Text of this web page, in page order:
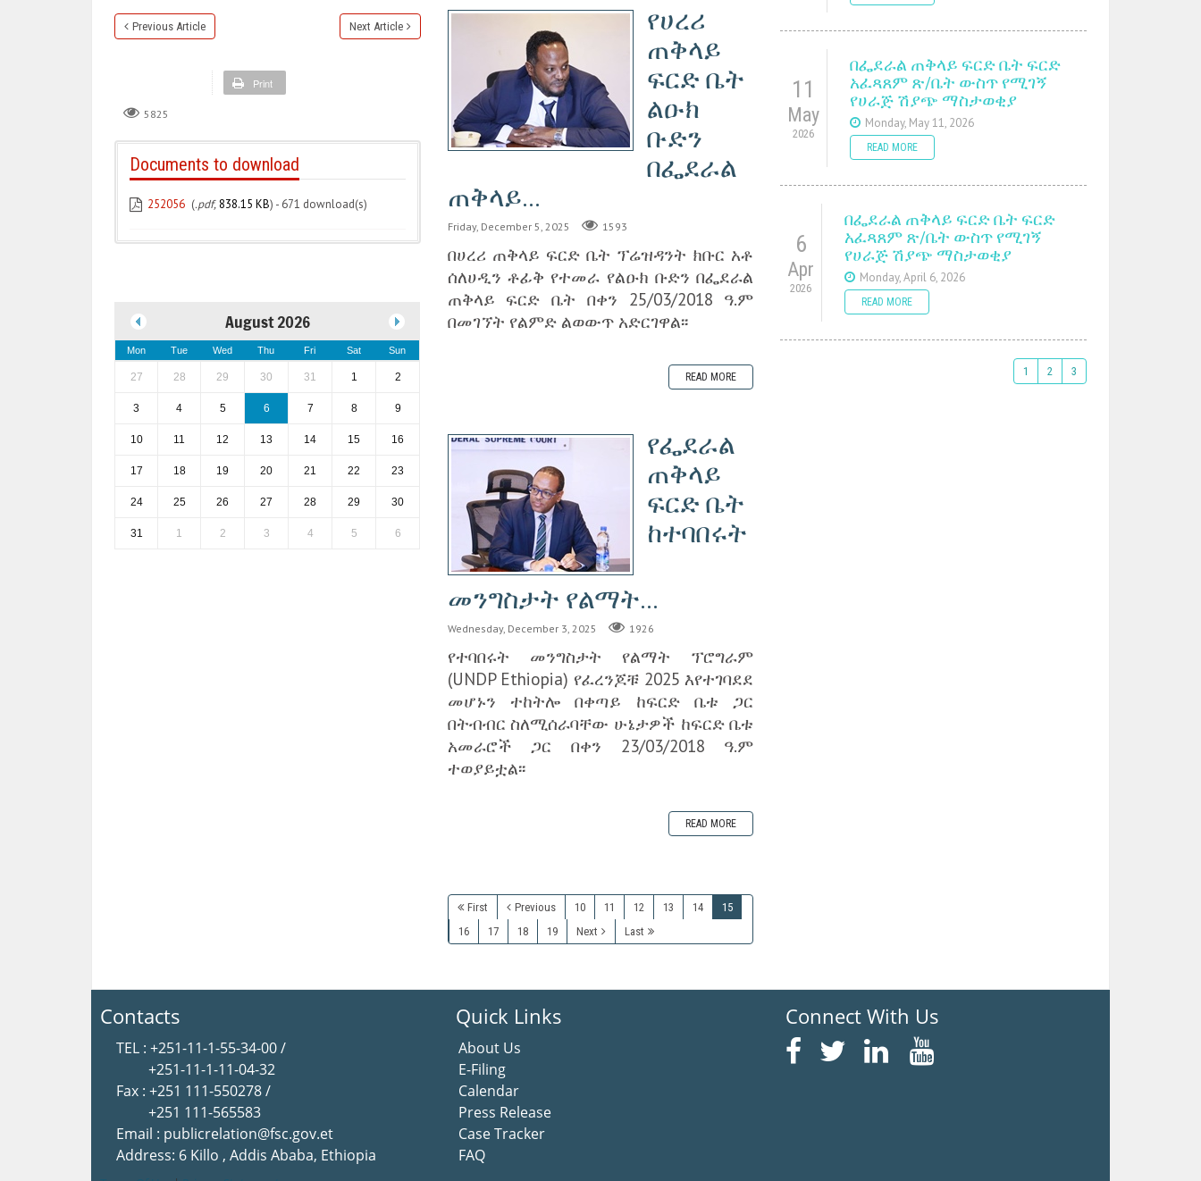
Previous Article Next Article
Print
5825
Documents to download
252056 (.pdf, 838.15 KB) - 671 download(s)
August 2026
Mon Tue Wed Thu Fri Sat Sun
27 28 29 30 31 1 2
3 4 5 6 7 8 9
10 11 12 13 14 15 16
17 18 19 20 21 22 23
24 25 26 27 28 29 30
31 1 2 3 4 5 6
የሀረሪ
ጠቅላይ
ፍርድ ቤት
ልዑክ
ቡድን
በፌደራል
ጠቅላይ...
Friday, December 5, 2025 1593
በሀረሪ ጠቅላይ ፍርድ ቤት ፕሬዝዳንት ክቡር አቶ
ሰለሀዲን ቶፊቅ የተመራ የልዑክ ቡድን በፌደራል
ጠቅላይ ፍርድ ቤት በቀን 25/03/2018 ዓ.ም
በመገኘት የልምድ ልወውጥ አድርገዋል፡፡
READ MORE
የፌደራል
ጠቅላይ
ፍርድ ቤት
ከተባበሩት
መንግስታት የልማት...
Wednesday, December 3, 2025 1926
የተባበሩት መንግስታት የልማት ፕሮግራም
(UNDP Ethiopia) የፈረንጆቹ 2025 እየተገባደደ
መሆኑን ተከትሎ በቀጣይ ከፍርድ ቤቱ ጋር
በትብብር ስለሚሰራባቸው ሁኔታዎች ከፍርድ ቤቱ
አመራሮች ጋር በቀን 23/03/2018 ዓ.ም
ተወያይቷል፡፡
READ MORE
First Previous 10 11 12 13 14
15
16
17 18 19 Next Last
11
May
2026
በፌደራል ጠቅላይ ፍርድ ቤት ፍርድ
አፈጻጸም ጽ/ቤት ውስጥ የሚገኝ
የሀራጅ ሽያጭ ማስታወቂያ
Monday, May 11, 2026
READ MORE
6
Apr
2026
በፌደራል ጠቅላይ ፍርድ ቤት ፍርድ
አፈጻጸም ጽ/ቤት ውስጥ የሚገኝ
የሀራጅ ሽያጭ ማስታወቂያ
Monday, April 6, 2026
READ MORE
1 2 3
Contacts
TEL : +251-11-1-55-34-00 /
+251-11-1-11-04-32
Fax : +251 111-550278 /
+251 111-565583
Email : publicrelation@fsc.gov.et
Address: 6 Killo , Addis Ababa, Ethiopia
Quick Links
About Us
E-Filing
Calendar
Press Release
Case Tracker
FAQ
Connect With Us